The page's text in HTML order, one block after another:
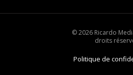
© 2026 Ricardo
droits
Politique de